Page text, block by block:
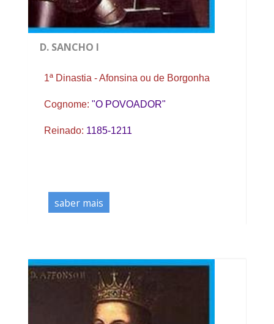
D. SANCHO I
1ª Dinastia - Afonsina ou de Borgonha
Cognome: "O POVOADOR"
Reinado: 1185-1211
saber mais